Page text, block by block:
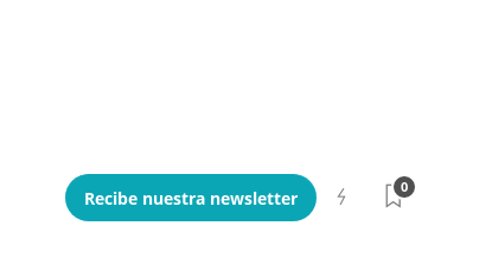
Recibe nuestra newsletter
0